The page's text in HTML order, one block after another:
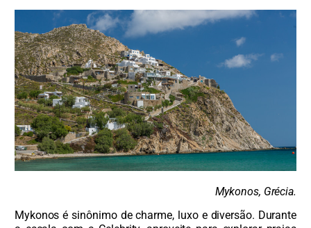
Mykonos, Grécia.
Mykonos é sinônimo de charme, luxo e diversão. Durante